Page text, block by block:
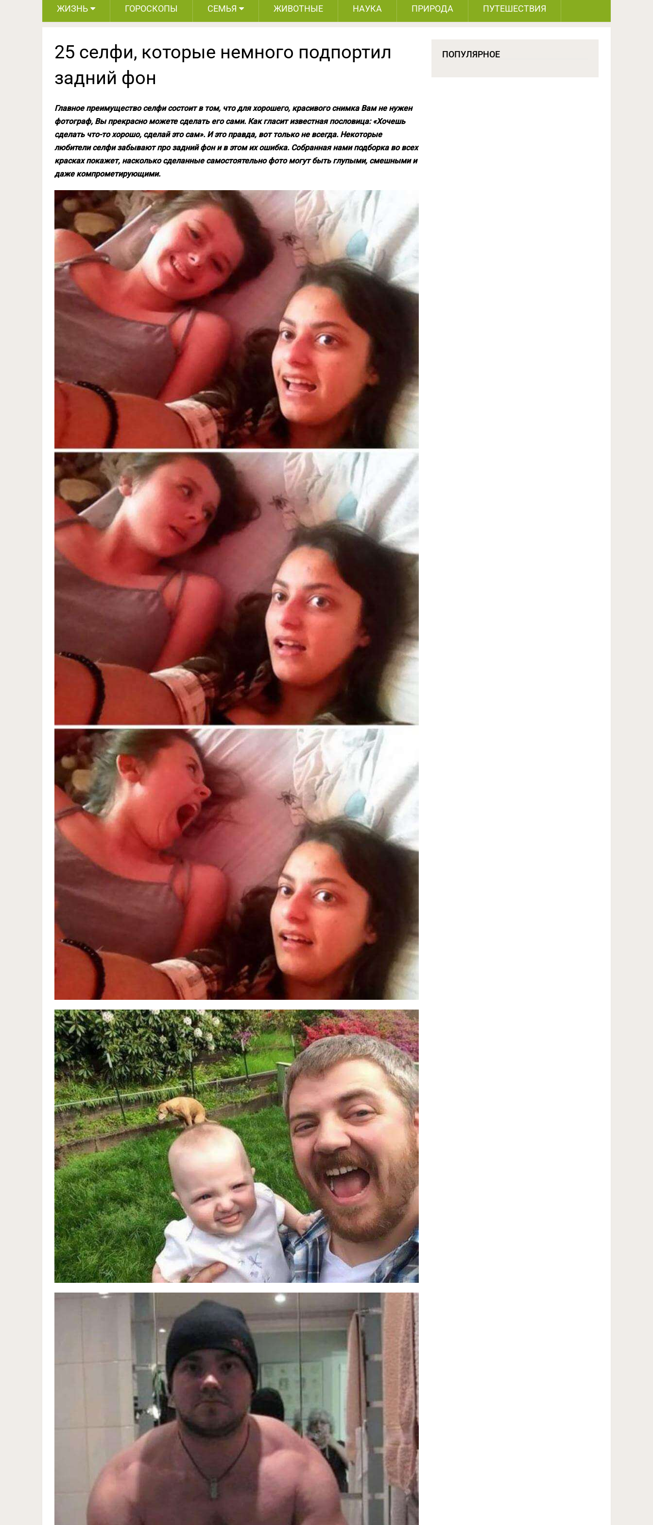
ЖИЗНЬ ГОРОСКОПЫ СЕМЬЯ ЖИВОТНЫЕ НАУКА ПРИРОДА ПУТЕШЕСТВИЯ
25 селфи, которые немного подпортил
задний фон
Главное преимущество селфи состоит в том, что для хорошего, красивого снимка Вам не нужен
фотограф, Вы прекрасно можете сделать его сами. Как гласит известная пословица: «Хочешь
сделать что-то хорошо, сделай это сам». И это правда, вот только не всегда. Некоторые
любители селфи забывают про задний фон и в этом их ошибка. Собранная нами подборка во всех
красках покажет, насколько сделанные самостоятельно фото могут быть глупыми, смешными и
даже компрометирующими.
ПОПУЛЯРНОЕ